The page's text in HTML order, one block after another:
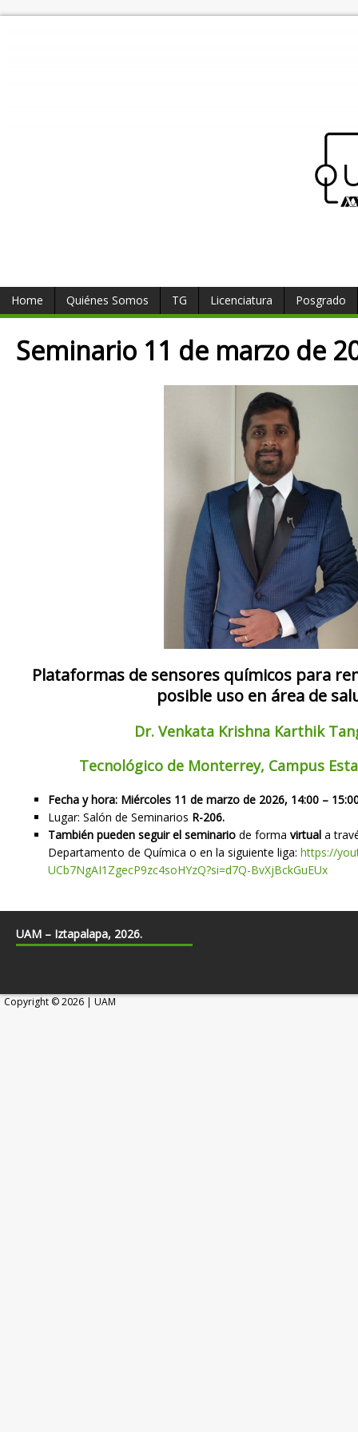
Home Quiénes Somos TG Licenciatura Posgrado
Seminario 11 de marzo de
Plataformas de sensores químicos para
posible uso en área de
Dr. Venkata Krishna Karthik
Tecnológico de Monterrey, Campus
Fecha y hora: Miércoles 11 de marzo de 2026, 14:00 –
Lugar: Salón de Seminarios R-206.
También pueden seguir el seminario de forma virtual a
Departamento de Química o en la siguiente liga: https://
UCb7NgAI1ZgecP9zc4soHYzQ?si=d7Q-BvXjBckGuEUx
UAM – Iztapalapa, 2026.
Copyright © 2026 | UAM